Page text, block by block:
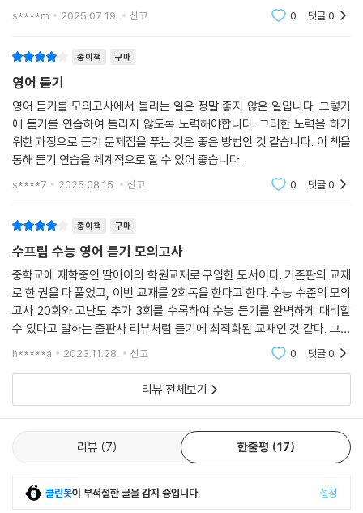
s****m 2025.07.19. 신고 0 댓글0
종이책 구매
영어 듣기
영어 듣기를 모의고사에서 틀리는 일은 정말 좋지 않은 일입니다. 그렇기
에 듣기를 연습하여 틀리지 않도록 노력해야합니다. 그러한 노력을 하기
위한 과정으로 듣기 문제집을 푸는 것은 좋은 방법인 것 같습니다. 이 책을
통해 듣기 연습을 체계적으로 할 수 있어 좋습니다.
s****7 2025.08.15. 신고 0 댓글0
종이책 구매
수프림 수능 영어 듣기 모의고사
중학교에 재학중인 딸아이의 학원교재로 구입한 도서이다. 기존판의 교재
로 한 권을 다 풀었고, 이번 교재를 2회독을 한다고 한다. 수능 수준의 모의
고사 20회와 고난도 추가 3회를 수록하여 수능 듣기를 완벽하게 대비할
수 있다고 말하는 출판사 리뷰처럼 듣기에 최적화된 교재인 것 같다. 그리
고 부록으로 제공하는 OMR카드가 실제 수능 카드와 유사하여 충분히 연
h*****a 2023.11.28. 신고 0 댓글0
리뷰 전체보기
리뷰 7 한줄평 17
클린봇이 부적절한 글을 감지 중입니다. 설정